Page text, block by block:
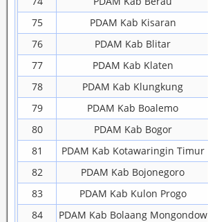
75
PDAM Kab Kisaran
76
PDAM Kab Blitar
77
PDAM Kab Klaten
78
PDAM Kab Klungkung
79
PDAM Kab Boalemo
80
PDAM Kab Bogor
81
PDAM Kab Kotawaringin Timur
82
PDAM Kab Bojonegoro
83
PDAM Kab Kulon Progo
84
PDAM Kab Bolaang Mongondow